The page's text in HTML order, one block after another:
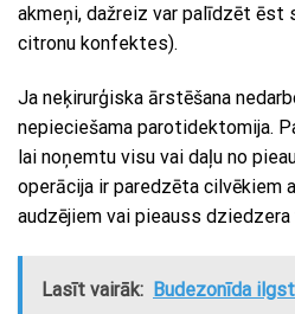
akmeņi, dažreiz var palīdzēt ēst
citronu konfektes).
Ja neķirurģiska ārstēšana
nepieciešama parotidektomija.
lai noņemtu visu vai daļu no
operācija ir paredzēta cilvēkiem
audzējiem vai pieauss dziedzera
Lasīt vairāk: Budezonīda